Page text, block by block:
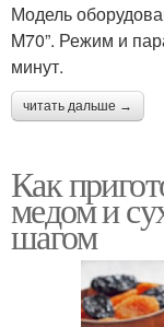
Модель
M70”. Режим и
минут.
читать дальше →
Как
медом и
шагом